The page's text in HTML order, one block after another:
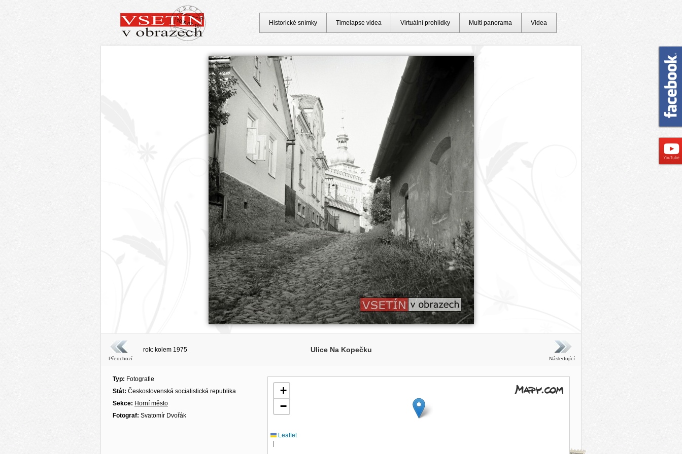
Předchozí
rok: kolem 1975 Ulice Na Kopečku
Následující
Typ: Fotografie
Stát: Československá socialistická republika
Sekce: Horní město
Fotograf: Svatomír Dvořák
+
−
Leaflet
|
Historické snímky Timelapse videa Virtuální prohlídky Multi panorama Videa